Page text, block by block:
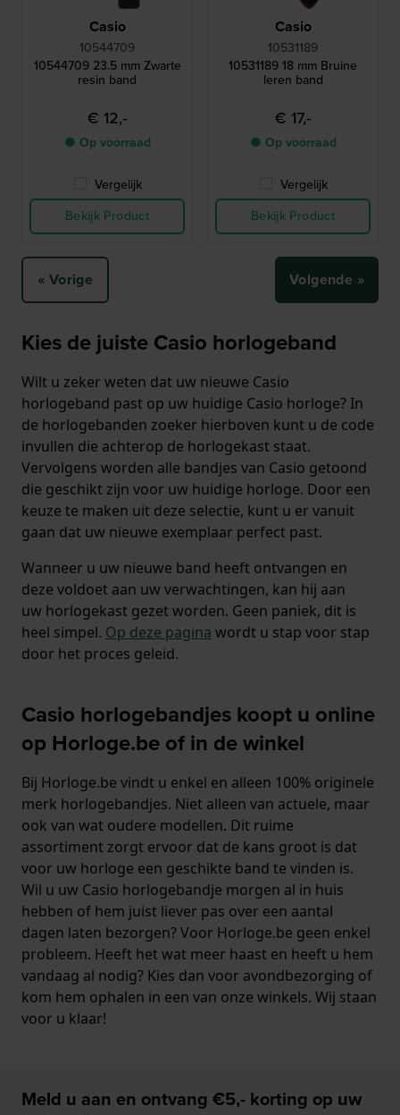
Casio
10544709
10544709 23.5 mm Zwarte
resin band
€ 12,-
● Op voorraad
Vergelijk
Bekijk Product
Casio
10531189
10531189 18 mm Bruine
leren band
€ 17,-
● Op voorraad
Vergelijk
Bekijk Product
« Vorige Volgende »
Kies de juiste Casio horlogeband
Wilt u zeker weten dat uw nieuwe Casio
horlogeband past op uw huidige Casio horloge? In
de horlogebanden zoeker hierboven kunt u de code
invullen die achterop de horlogekast staat.
Vervolgens worden alle bandjes van Casio getoond
die geschikt zijn voor uw huidige horloge. Door een
keuze te maken uit deze selectie, kunt u er vanuit
gaan dat uw nieuwe exemplaar perfect past.
Wanneer u uw nieuwe band heeft ontvangen en
deze voldoet aan uw verwachtingen, kan hij aan
uw horlogekast gezet worden. Geen paniek, dit is
heel simpel. Op deze pagina wordt u stap voor stap
door het proces geleid.
Casio horlogebandjes koopt u online
op Horloge.be of in de winkel
Bij Horloge.be vindt u enkel en alleen 100% originele
merk horlogebandjes. Niet alleen van actuele, maar
ook van wat oudere modellen. Dit ruime
assortiment zorgt ervoor dat de kans groot is dat
voor uw horloge een geschikte band te vinden is.
Wil u uw Casio horlogebandje morgen al in huis
hebben of hem juist liever pas over een aantal
dagen laten bezorgen? Voor Horloge.be geen enkel
probleem. Heeft het wat meer haast en heeft u hem
vandaag al nodig? Kies dan voor avondbezorging of
kom hem ophalen in een van onze winkels. Wij staan
voor u klaar!
Meld u aan en ontvang €5,- korting op uw